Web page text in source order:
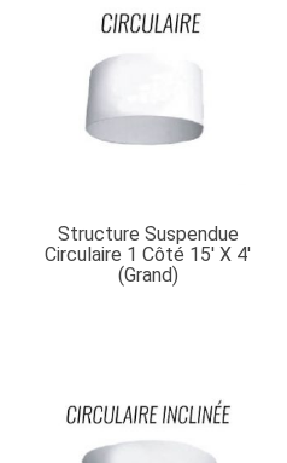
Structure Suspendue
Circulaire 1 Côté 15′ X 4′
(grand)